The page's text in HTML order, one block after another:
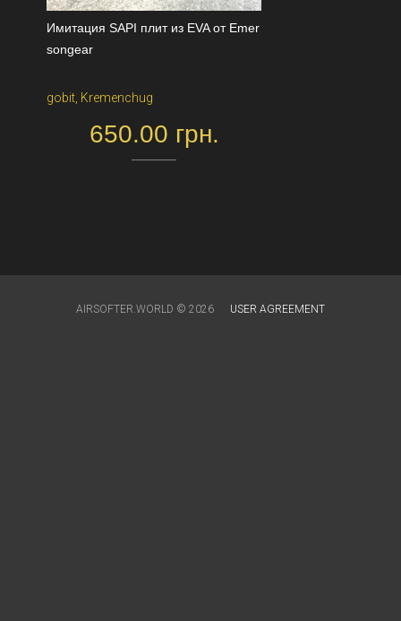
Имитация SAPI плит из EVA от Emer
songear
gobit, Kremenchug
650.00 грн.
AIRSOFTER.WORLD © 2026 USER AGREEMENT